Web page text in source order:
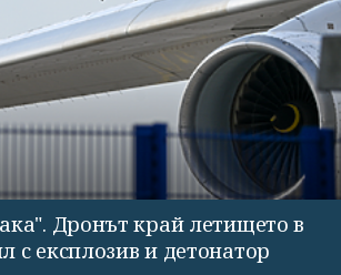
Дронът край летището в
с експлозив и детонатор